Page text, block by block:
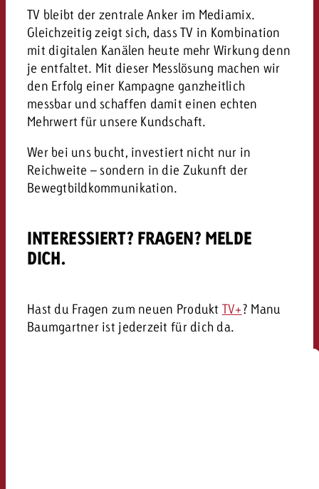
TV bleibt der zentrale Anker im Mediamix.
Gleichzeitig zeigt sich, dass TV in Kombination
mit digitalen Kanälen heute mehr Wirkung denn
je entfaltet. Mit dieser Messlösung machen wir
den Erfolg einer Kampagne ganzheitlich
messbar und schaffen damit einen echten
Mehrwert für unsere Kundschaft.
Wer bei uns bucht, investiert nicht nur in
Reichweite – sondern in die Zukunft der
Bewegtbildkommunikation.
INTERESSIERT? FRAGEN? MELDE
DICH.
Hast du Fragen zum neuen Produkt TV+? Manu
Baumgartner ist jederzeit für dich da.